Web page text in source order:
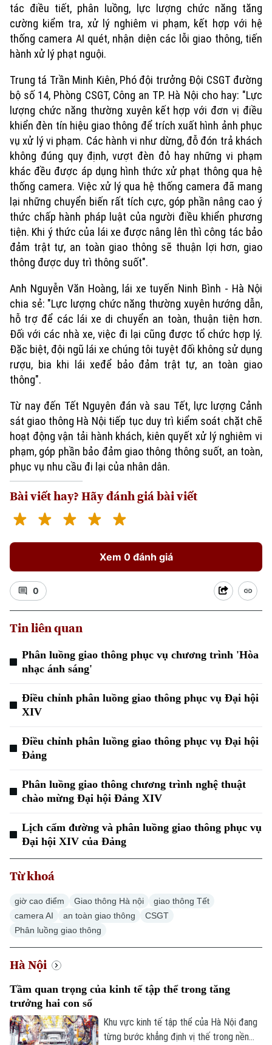
Xu hướng
tác điều tiết, phân luồng, lực lượng chức năng tăng
cường kiểm tra, xử lý nghiêm vi phạm, kết hợp với hệ
thống camera AI quét, nhận diện các lỗi giao thông, tiến
hành xử lý phạt nguội.
Trung tá Trần Minh Kiên, Phó đội trưởng Đội CSGT đường
bộ số 14, Phòng CSGT, Công an TP. Hà Nội cho hay: "Lực
lượng chức năng thường xuyên kết hợp với đơn vị điều
khiển đèn tín hiệu giao thông để trích xuất hình ảnh phục
vụ xử lý vi phạm. Các hành vi như dừng, đỗ đón trả khách
không đúng quy định, vượt đèn đỏ hay những vi phạm
khác đều được áp dụng hình thức xử phạt thông qua hệ
thống camera. Việc xử lý qua hệ thống camera đã mang
lại những chuyển biến rất tích cực, góp phần nâng cao ý
thức chấp hành pháp luật của người điều khiển phương
tiện. Khi ý thức của lái xe được nâng lên thì công tác bảo
đảm trật tự, an toàn giao thông sẽ thuận lợi hơn, giao
thông được duy trì thông suốt".
Anh Nguyễn Văn Hoàng, lái xe tuyến Ninh Bình - Hà Nội
chia sẻ: "Lực lượng chức năng thường xuyên hướng dẫn,
hỗ trợ để các lái xe di chuyển an toàn, thuận tiện hơn.
Đối với các nhà xe, việc đi lại cũng được tổ chức hợp lý.
Đặc biệt, đội ngũ lái xe chúng tôi tuyệt đối không sử dụng
rượu, bia khi lái xeđể bảo đảm trật tự, an toàn giao
thông".
Từ nay đến Tết Nguyên đán và sau Tết, lực lượng Cảnh
sát giao thông Hà Nội tiếp tục duy trì kiểm soát chặt chẽ
hoạt động vận tải hành khách, kiên quyết xử lý nghiêm vi
phạm, góp phần bảo đảm giao thông thông suốt, an toàn,
phục vụ nhu cầu đi lại của nhân dân.
Bài viết hay? Hãy đánh giá bài viết
Xem 0 đánh giá
0
Tin liên quan
Phân luồng giao thông phục vụ chương trình 'Hòa
nhạc ánh sáng'
Điều chỉnh phân luồng giao thông phục vụ Đại hội
XIV
Điều chỉnh phân luồng giao thông phục vụ Đại hội
Đảng
Phân luồng giao thông chương trình nghệ thuật
chào mừng Đại hội Đảng XIV
Lịch cấm đường và phân luồng giao thông phục vụ
Đại hội XIV của Đảng
Từ khoá
giờ cao điểm Giao thông Hà nội
giao thông Tết
camera AI
an toàn giao thông
CSGT
Phân luồng giao thông
Hà Nội
Tầm quan trọng của kinh tế tập thể trong tăng
trưởng hai con số
Khu vực kinh tế tập thể của Hà Nội đang
từng bước khẳng định vị thế trong nền